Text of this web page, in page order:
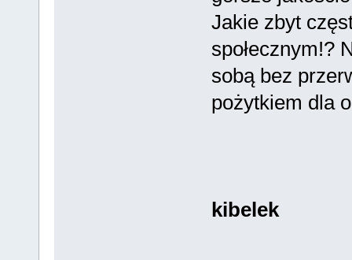
Jakie zbyt
społecznym!?
sobą bez
pożytkiem dla
kibelek